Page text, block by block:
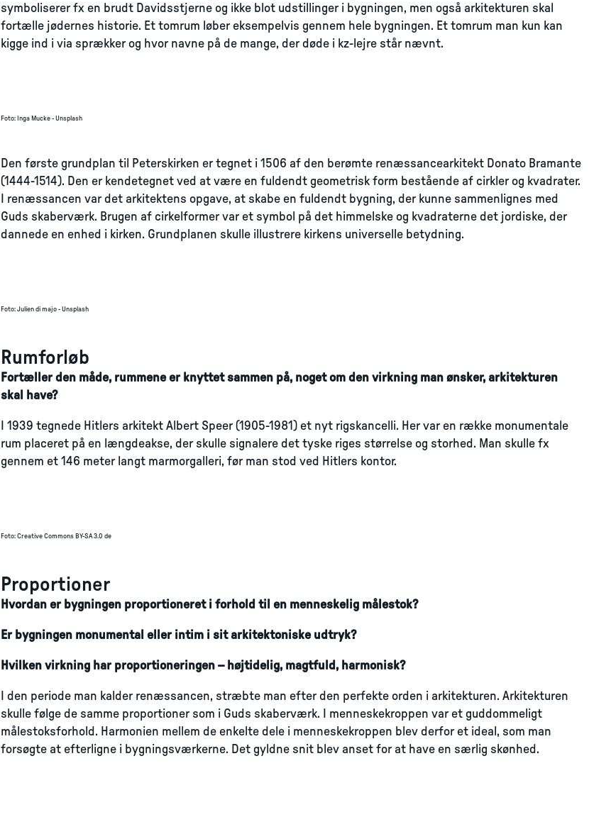
symboliserer fx en brudt Davidsstjerne og ikke blot udstillinger i bygningen, men også arkitekturen skal
fortælle jødernes historie. Et tomrum løber eksempelvis gennem hele bygningen. Et tomrum man kun kan
kigge ind i via sprækker og hvor navne på de mange, der døde i kz-lejre står nævnt.
Foto: Inga Mucke - Unsplash
Den første grundplan til Peterskirken er tegnet i 1506 af den berømte renæssancearkitekt Donato Bramante
(1444-1514). Den er kendetegnet ved at være en fuldendt geometrisk form bestående af cirkler og kvadrater.
I renæssancen var det arkitektens opgave, at skabe en fuldendt bygning, der kunne sammenlignes med
Guds skaberværk. Brugen af cirkelformer var et symbol på det himmelske og kvadraterne det jordiske, der
dannede en enhed i kirken. Grundplanen skulle illustrere kirkens universelle betydning.
Foto: Julien di majo - Unsplash
Rumforløb
Fortæller den måde, rummene er knyttet sammen på, noget om den virkning man ønsker, arkitekturen
skal have?
I 1939 tegnede Hitlers arkitekt Albert Speer (1905-1981) et nyt rigskancelli. Her var en række monumentale
rum placeret på en længdeakse, der skulle signalere det tyske riges størrelse og storhed. Man skulle fx
gennem et 146 meter langt marmorgalleri, før man stod ved Hitlers kontor.
Foto: Creative Commons BY-SA 3.0 de
Proportioner
Hvordan er bygningen proportioneret i forhold til en menneskelig målestok?
Er bygningen monumental eller intim i sit arkitektoniske udtryk?
Hvilken virkning har proportioneringen – højtidelig, magtfuld, harmonisk?
I den periode man kalder renæssancen, stræbte man efter den perfekte orden i arkitekturen. Arkitekturen
skulle følge de samme proportioner som i Guds skaberværk. I menneskekroppen var et guddommeligt
målestoksforhold. Harmonien mellem de enkelte dele i menneskekroppen blev derfor et ideal, som man
forsøgte at efterligne i bygningsværkerne. Det gyldne snit blev anset for at have en særlig skønhed.